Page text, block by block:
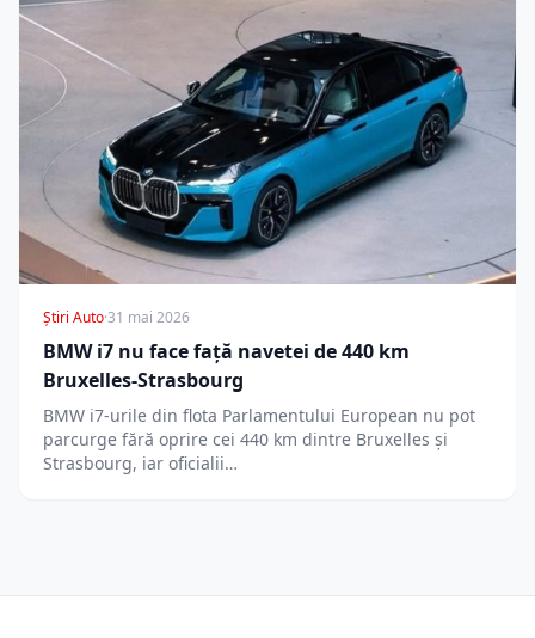
Știri Auto·31 mai 2026
BMW i7 nu face față navetei de 440 km
Bruxelles-Strasbourg
BMW i7-urile din flota Parlamentului European nu pot
parcurge fără oprire cei 440 km dintre Bruxelles și
Strasbourg, iar oficialii…